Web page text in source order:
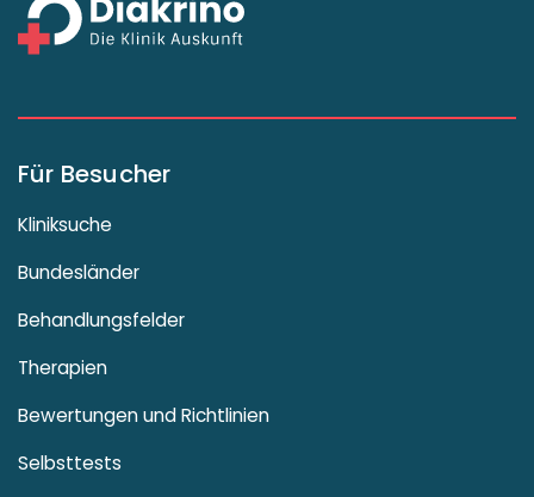
Für Besucher
Kliniksuche
Bundesländer
Behandlungsfelder
Therapien
Bewertungen und Richtlinien
Selbsttests